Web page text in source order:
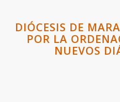
DIÓCESIS DE
POR LA
NUEVOS